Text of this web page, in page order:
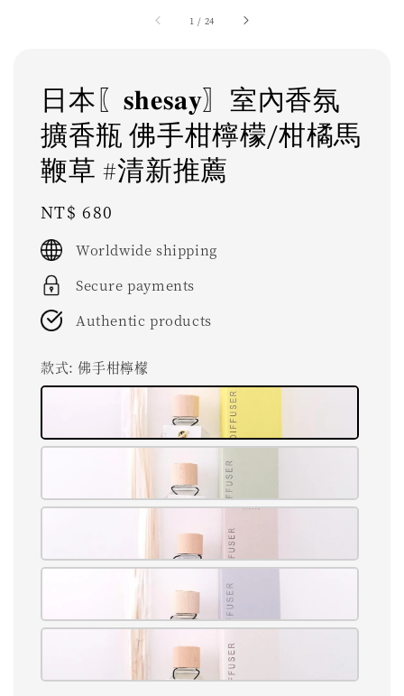
1 / 24
日本〖𝐬𝐡𝐞𝐬𝐚𝐲〗室內香氛
擴香瓶 佛手柑檸檬/柑橘馬
鞭草 #清新推薦
Regular
price
NT$ 680
Worldwide shipping
Secure payments
Authentic products
款式: 佛手柑檸檬